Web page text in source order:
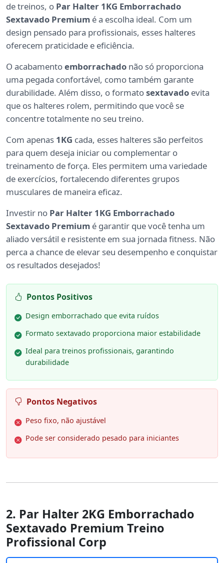
de treinos, o Par Halter 1KG Emborrachado
Sextavado Premium é a escolha ideal. Com um
design pensado para profissionais, esses halteres
oferecem praticidade e eficiência.
O acabamentoemborrachado não só proporciona
uma pegada confortável, como também garante
durabilidade. Além disso, o formatosextavado evita
que os halteres rolem, permitindo que você se
concentre totalmente no seu treino.
Com apenas 1KG cada, esses halteres são perfeitos
para quem deseja iniciar ou complementar o
treinamento de força. Eles permitem uma variedade
de exercícios, fortalecendo diferentes grupos
musculares de maneira eficaz.
Investir no Par Halter 1KG Emborrachado
Sextavado Premium é garantir que você tenha um
aliado versátil e resistente em sua jornada fitness. Não
perca a chance de elevar seu desempenho e conquistar
os resultados desejados!
Pontos Positivos
Design emborrachado que evita ruídos
Formato sextavado proporciona maior estabilidade
Ideal para treinos profissionais, garantindo
durabilidade
Pontos Negativos
Peso fixo, não ajustável
Pode ser considerado pesado para iniciantes
2. Par Halter 2KG Emborrachado
Sextavado Premium Treino
Profissional Corp